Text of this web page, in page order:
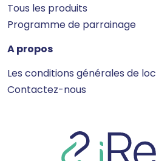
Tous les produits
Programme de parrainage
A propos
Les conditions générales de
Contactez-nous